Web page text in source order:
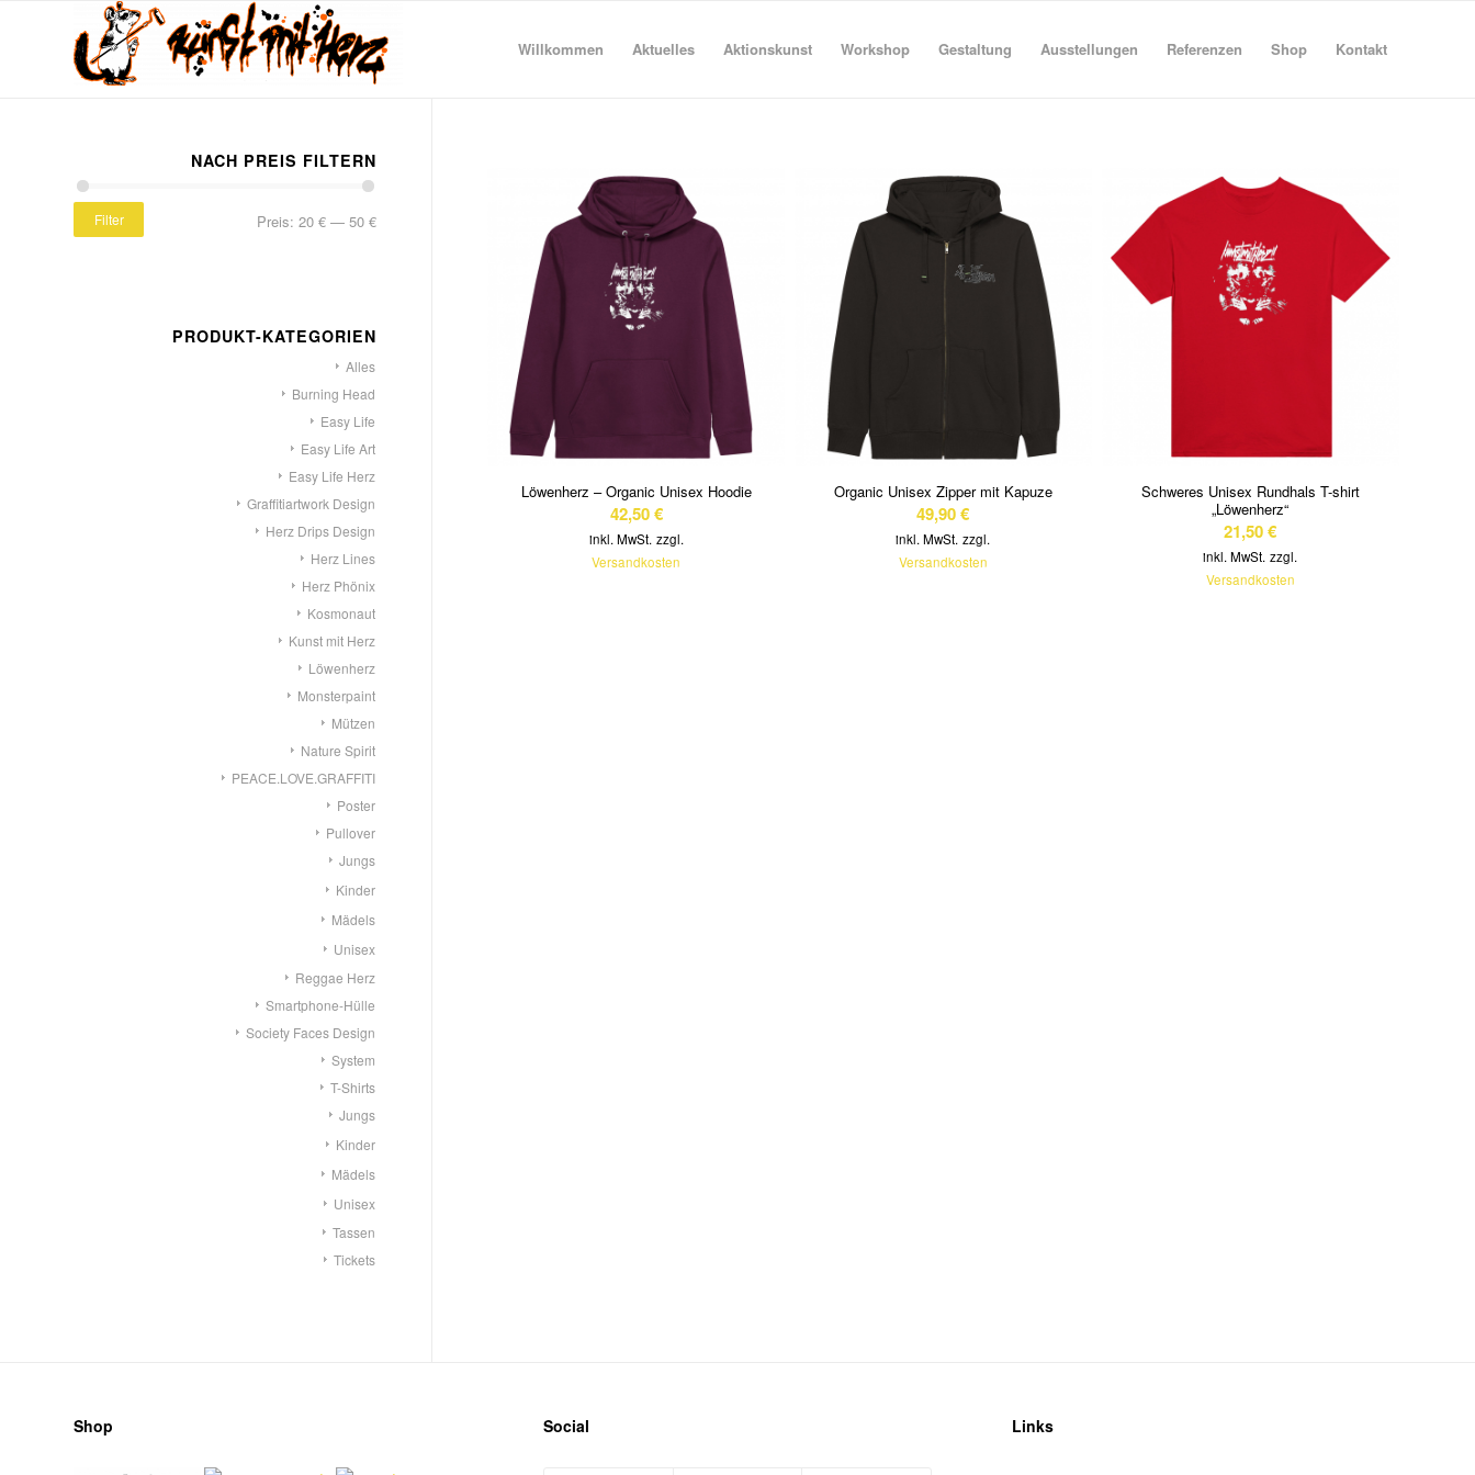
Willkommen Aktuelles Aktionskunst Workshop Gestaltung Ausstellungen Referenzen Shop Kontakt
Löwenherz – Organic Unisex Hoodie
42,50€
inkl. MwSt. zzgl.
Versandkosten
Organic Unisex Zipper mit Kapuze
49,90€
inkl. MwSt. zzgl.
Versandkosten
Schweres Unisex Rundhals T-shirt
„Löwenherz“
21,50€
inkl. MwSt. zzgl.
Versandkosten
NACH PREIS FILTERN
Filter Preis: 20 €— 50 €
PRODUKT-KATEGORIEN
Alles
Burning Head
Easy Life
Easy Life Art
Easy Life Herz
Graffitiartwork Design
Herz Drips Design
Herz Lines
Herz Phönix
Kosmonaut
Kunst mit Herz
Löwenherz
Monsterpaint
Mützen
Nature Spirit
PEACE.LOVE.GRAFFITI
Poster
Pullover
Jungs
Kinder
Mädels
Unisex
Reggae Herz
Smartphone-Hülle
Society Faces Design
System
T-Shirts
Jungs
Kinder
Mädels
Unisex
Tassen
Tickets
Shop Social Links